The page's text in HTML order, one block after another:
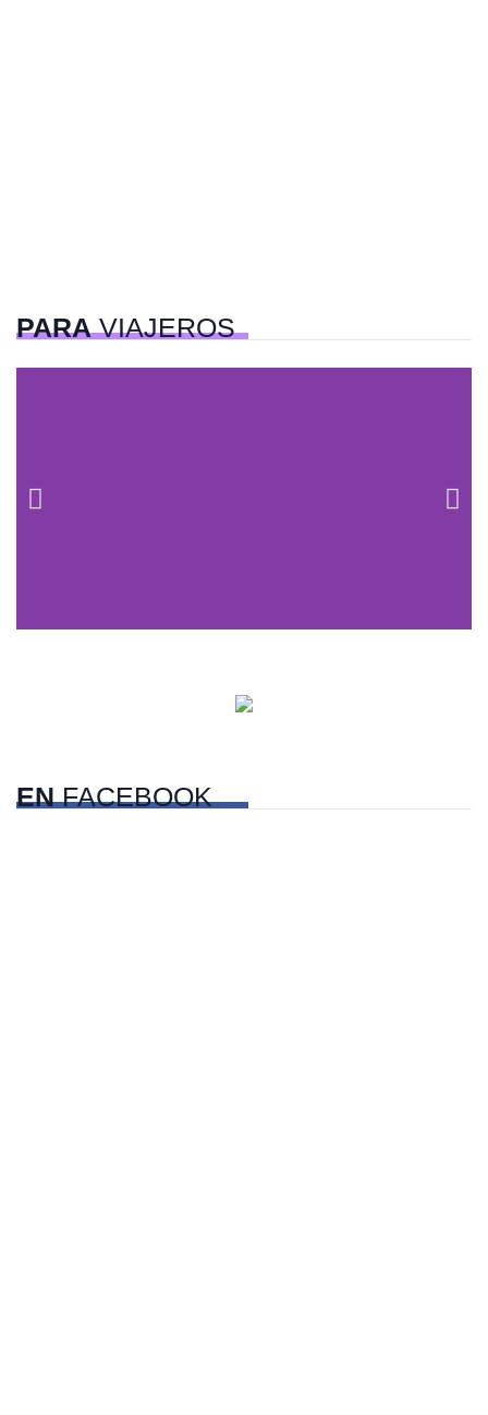
PARAVIAJEROS
PetFriendly en la CDMX
ENFACEBOOK